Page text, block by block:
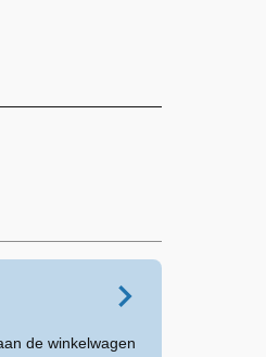
de winkelwagen